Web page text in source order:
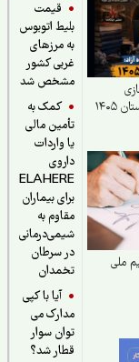
قیمت
بلیط اتوبوس
به مرزهای
غربی کشور
مشخص شد
کمک به
تأمین مالی
یا واردات
داروی
ELAHERE
برای بیماران
مقاوم به
شیمی‌درمانی
در سرطان
تخمدان
آیا با کپی
مدارک می
توان سوار
قطار شد؟